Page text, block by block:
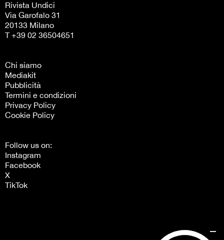
Rivista Undici
Via Garofalo 31
20133 Milano
T +39 02 36504651
Chi siamo
Mediakit
Pubblicità
Termini e condizioni
Privacy Policy
Cookie Policy
Follow us on:
Instagram
Facebook
X
TikTok